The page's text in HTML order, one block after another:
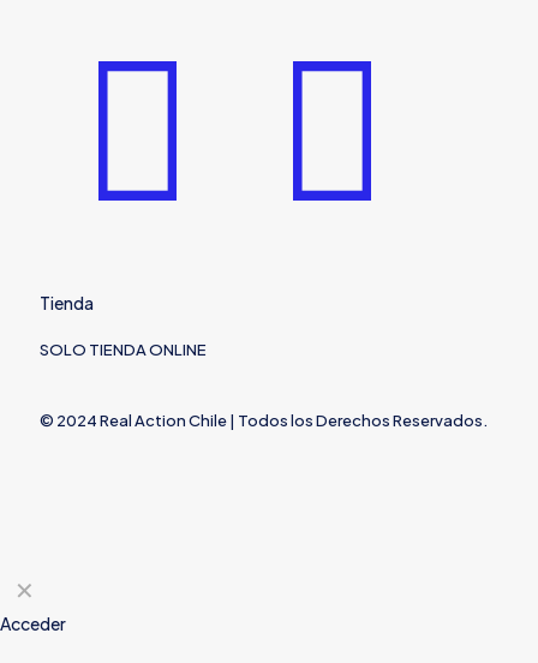
Tienda
SOLO TIENDA ONLINE
© 2024 Real Action Chile | Todos los Derechos Reservados.
✕
Acceder